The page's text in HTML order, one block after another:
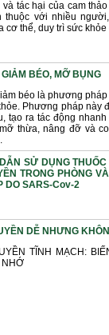
và tác hại của cam
thuộc với nhiều
cơ thể, duy trì sức khỏe
BÉO, MỠ BỤNG
béo là phương
Phương pháp này
tạo ra tác động
thừa, nâng đỡ và
SỬ DỤNG
TRONG PHÒNG
DO SARS-Cov-2
DỄ NHƯNG
TĨNH MẠCH:
NHỚ